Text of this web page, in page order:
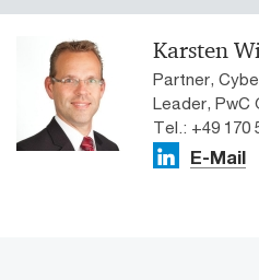
Karsten
Partner,
Leader, PwC
Tel.: +49 170
E-Mail